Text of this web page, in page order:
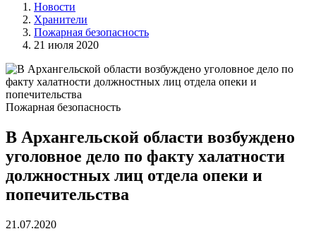
Новости
Хранители
Пожарная безопасность
21 июля 2020
Пожарная безопасность
В Архангельской области возбуждено
уголовное дело по факту халатности
должностных лиц отдела опеки и
попечительства
21.07.2020